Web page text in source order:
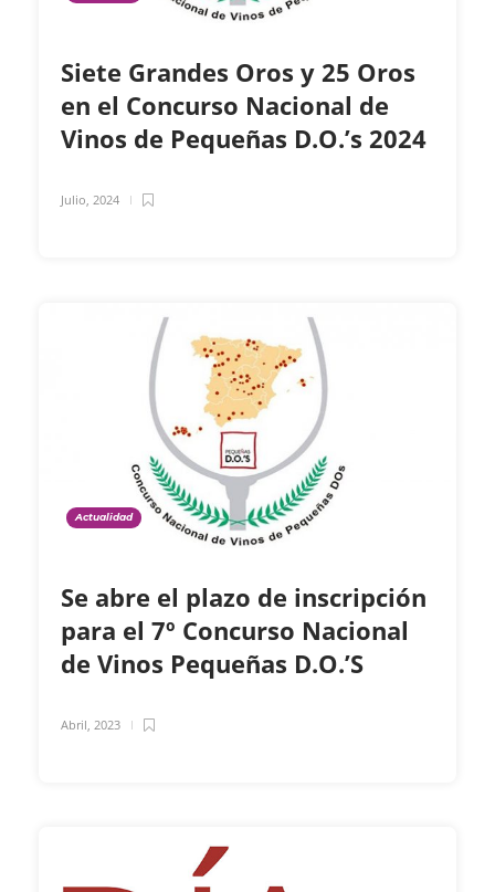
Siete Grandes Oros y 25 Oros
en el Concurso Nacional de
Vinos de Pequeñas D.O.’s 2024
Julio, 2024
Actualidad
Se abre el plazo de inscripción
para el 7º Concurso Nacional
de Vinos Pequeñas D.O.’S
Abril, 2023